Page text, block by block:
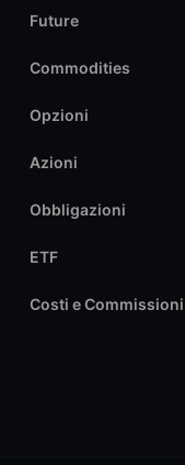
Future
Commodities
Opzioni
Azioni
Obbligazioni
ETF
Costi e Commissioni